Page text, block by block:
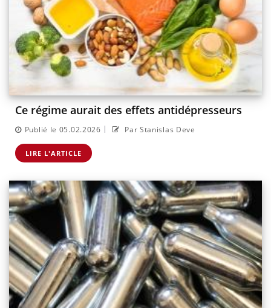
Ce régime aurait des effets antidépresseurs
Publié le 05.02.2026 | Par Stanislas Deve
LIRE L'ARTICLE